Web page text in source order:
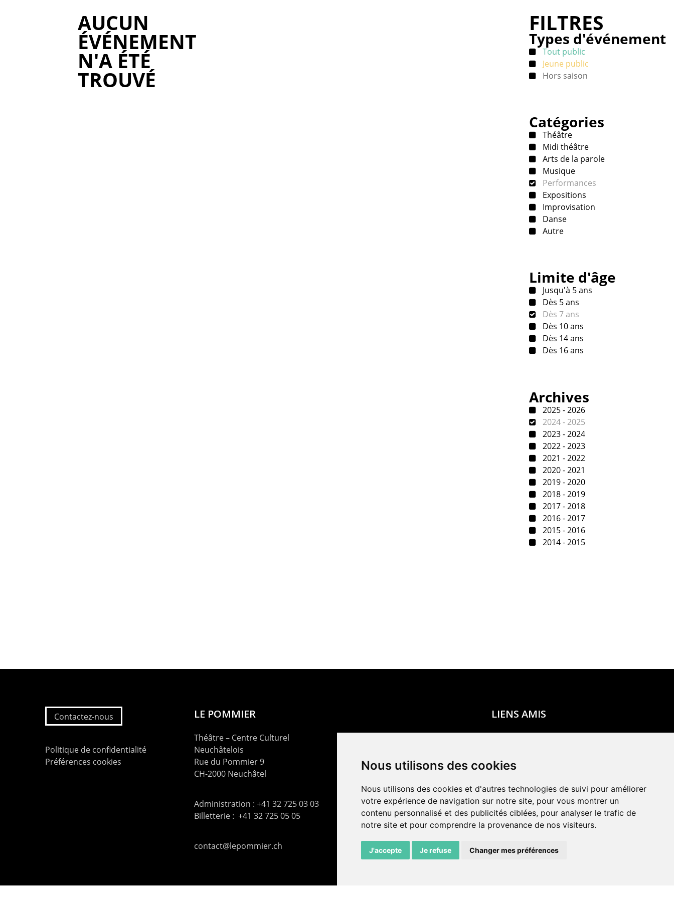
Nous utilisons des cookies
Nous utilisons des cookies et d'autres technologies de suivi pour améliorer
votre expérience de navigation sur notre site, pour vous montrer un
contenu personnalisé et des publicités ciblées, pour analyser le trafic de
notre site et pour comprendre la provenance de nos visiteurs.
J'accepte Je refuse Changer mes préférences
AUCUN
ÉVÉNEMENT
N'A ÉTÉ
TROUVÉ
FILTRES
Types d'événement
Tout public
Jeune public
Hors saison
Catégories
Théâtre
Midi théâtre
Arts de la parole
Musique
Performances
Expositions
Improvisation
Danse
Autre
Limite d'âge
Jusqu'à 5 ans
Dès 5 ans
Dès 7 ans
Dès 10 ans
Dès 14 ans
Dès 16 ans
Archives
2025 - 2026
2024 - 2025
2023 - 2024
2022 - 2023
2021 - 2022
2020 - 2021
2019 - 2020
2018 - 2019
2017 - 2018
2016 - 2017
2015 - 2016
2014 - 2015
Contactez-nous
Politique de confidentialité
Préférences cookies
LE POMMIER
Théâtre – Centre Culturel
Neuchâtelois
Rue du Pommier 9
CH-2000 Neuchâtel
Administration : +41 32 725 03 03
Billetterie : +41 32 725 05 05
contact@lepommier.ch
LIENS AMIS